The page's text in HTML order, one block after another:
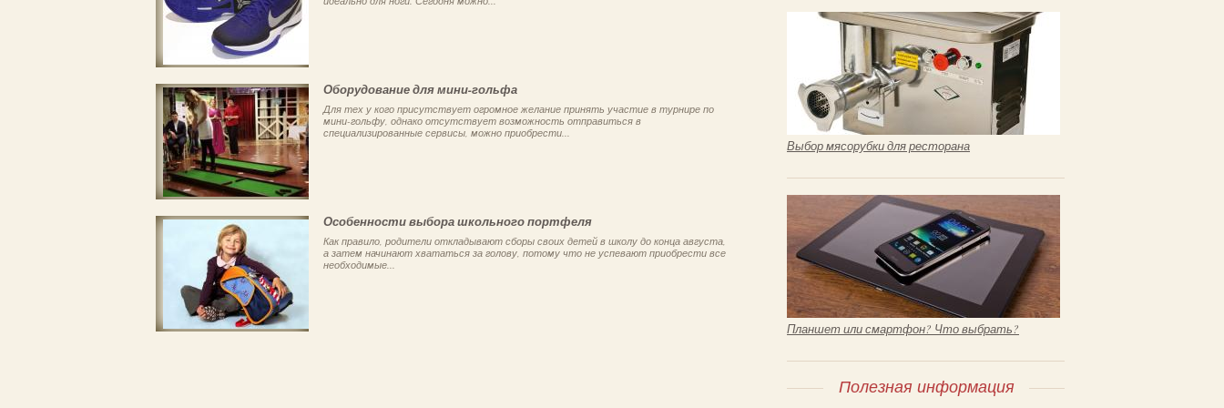
Выбор мясорубки для ресторана
Планшет или смартфон? Что выбрать?
Полезная информация
Оборудование для мини-гольфа
Для тех у кого присутствует огромное желание принять участие в турнире по
мини-гольфу, однако отсутствует возможность отправиться в
специализированные сервисы, можно приобрести...
Особенности выбора школьного портфеля
Как правило, родители откладывают сборы своих детей в школу до конца августа,
а затем начинают хвататься за голову, потому что не успевают приобрести все
необходимые...